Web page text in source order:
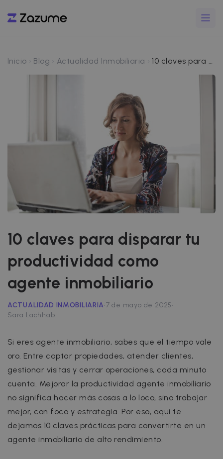
Inicio Blog Actualidad Inmobiliaria 10 claves para disparar tu productividad como agente inmobiliario
10 claves para disparar tu
productividad como
agente inmobiliario
ACTUALIDAD INMOBILIARIA·7 de mayo de 2025·
Sara Lachhab
Si eres agente inmobiliario, sabes que el tiempo vale
oro. Entre captar propiedades, atender clientes,
gestionar visitas y cerrar operaciones, cada minuto
cuenta. Mejorar la productividad agente inmobiliario
no significa hacer más cosas a lo loco, sino trabajar
mejor, con foco y estrategia. Por eso, aquí te
dejamos 10 claves prácticas para convertirte en un
agente inmobiliario de alto rendimiento.